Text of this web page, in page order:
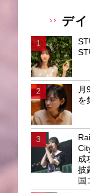
デ
月
を
成
披
国